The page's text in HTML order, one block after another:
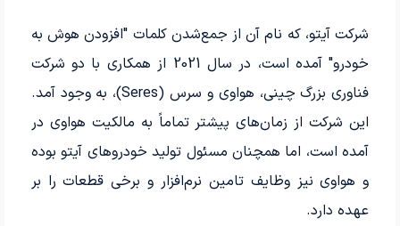
شرکت آیتو، که نام آن از جمع‌شدن کلمات "افزودن هوش به
خودرو" آمده است، در سال 2021 از همکاری با دو شرکت
فناوری بزرگ چینی، هواوی و سرس (Seres)، به وجود آمد.
این شرکت از زمان‌های پیشتر تماماً به مالکیت هواوی در
آمده است، اما همچنان مسئول تولید خودروهای آیتو بوده
و هواوی نیز وظایف تامین نرم‌افزار و برخی قطعات را بر
عهده دارد.